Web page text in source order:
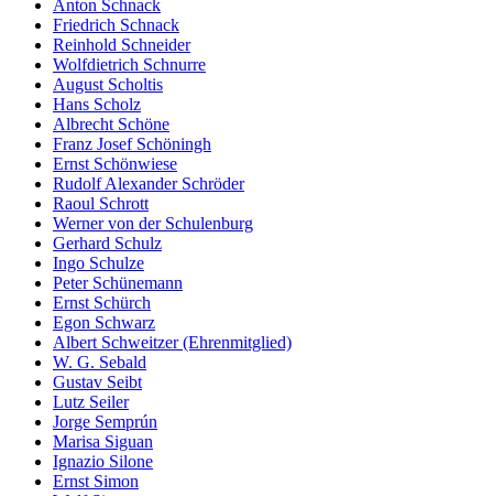
Anton Schnack
Friedrich Schnack
Reinhold Schneider
Wolfdietrich Schnurre
August Scholtis
Hans Scholz
Albrecht Schöne
Franz Josef Schöningh
Ernst Schönwiese
Rudolf Alexander Schröder
Raoul Schrott
Werner von der Schulenburg
Gerhard Schulz
Ingo Schulze
Peter Schünemann
Ernst Schürch
Egon Schwarz
Albert Schweitzer (Ehrenmitglied)
W. G. Sebald
Gustav Seibt
Lutz Seiler
Jorge Semprún
Marisa Siguan
Ignazio Silone
Ernst Simon